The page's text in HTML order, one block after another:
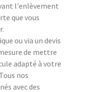
l'enlèvement
que vous
ou via un devis
de mettre
adapté à votre
nos
avec des